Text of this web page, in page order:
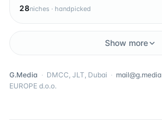
28niches · handpicked
Show more
G.Media · DMCC, JLT, Dubai · mail@g.media
EUROPE d.o.o.